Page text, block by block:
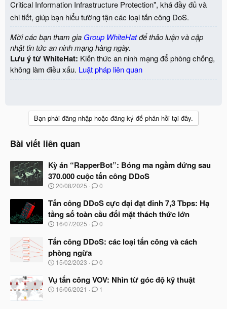
Critical Information Infrastructure Protection", khá đầy đủ và
chi tiết, giúp bạn hiểu tường tận các loại tấn công DoS.
Mời các bạn tham gia Group WhiteHatđể thảo luận và cập
nhật tin tức an ninh mạng hàng ngày.
Lưu ý từ WhiteHat: Kiến thức an ninh mạng để phòng chống,
không làm điều xấu. Luật pháp liên quan
Bạn phải đăng nhập hoặc đăng ký để phản hồi tại đây.
Bài viết liên quan
Kỳ án “RapperBot”: Bóng ma ngầm đứng sau
370.000 cuộc tấn công DDoS
N
à
b
ắ
đ
ầ
u
20/08/2025 0
Tấn công DDoS cực đại đạt đỉnh 7,3 Tbps: Hạ
tầng số toàn cầu đối mặt thách thức lớn
N
à
y
b
ắ
đ
ầ
16/07/2025 0
Tấn công DDoS: các loại tấn công và cách
phòng ngừa
N
à
y
b
15/02/2023 0
Vụ tấn công VOV: Nhìn từ góc độ kỹ thuật
N
16/06/2021 1